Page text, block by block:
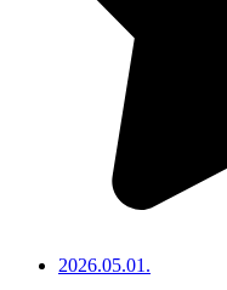
2026.05.01.